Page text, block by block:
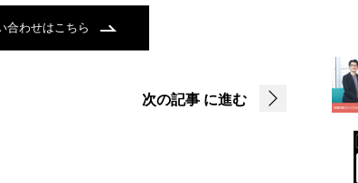
合わせはこちら
次の記事 に進む